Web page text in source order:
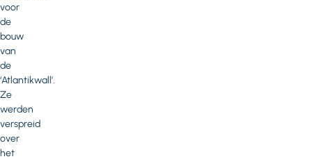
voor
de
bouw
van
de
‘Atlantikwall’.
Ze
werden
verspreid
over
het